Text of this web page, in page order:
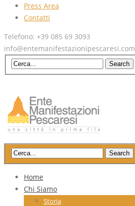
Press Area
Contatti
Telefono: +39 085 69 3093
info@entemanifestazionipescaresi.com
Home
Chi Siamo
Storia